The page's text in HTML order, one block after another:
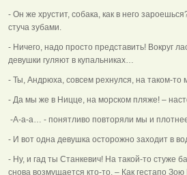
- Он же хрустит, собака, как в него
стуча зубами.
- Ничего, надо просто представить! Вокруг
девушки гуляют в купальниках…
- Ты, Андрюха, совсем рехнулся, на таком-то
- Да мы же в Ницце, на морском пляже! –
-А-а-а… - понятливо повторяли мы и плотнее
- И вот одна девушка осторожно заходит в
- Ну, и гад ты Станкевич! На такой-то стуже
снова возмущается кто-то. – Как гестапо